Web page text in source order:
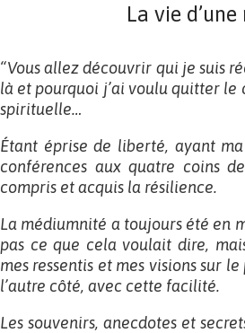
La vie
“Vous allez découvrir qui je suis
là et pourquoi j’ai voulu quitter le
spirituelle…
Étant éprise de liberté, ayant
conférences aux quatre coins
compris et acquis la résilience.
La médiumnité a toujours été en
pas ce que cela voulait dire,
mes ressentis et mes visions sur
l’autre côté, avec cette facilité.
Les souvenirs, anecdotes et